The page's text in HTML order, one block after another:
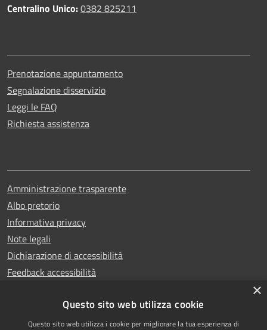
Centralino Unico:0382 825211
Prenotazione appuntamento
Segnalazione disservizio
Leggi le FAQ
Richiesta assistenza
Amministrazione trasparente
Albo pretorio
Informativa privacy
Note legali
Dichiarazione di accessibilità
Feedback accessibilità
×
Questo sito web utilizza cookie
Questo sito web utilizza i cookie per migliorare la tua esperienza di